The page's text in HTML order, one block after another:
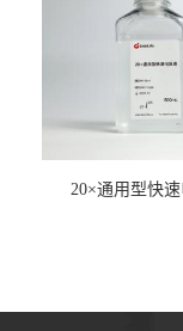
20×通用型快